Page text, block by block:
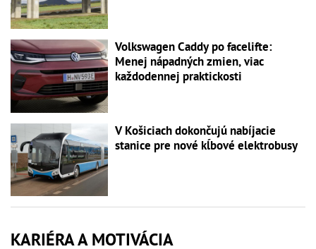
Volkswagen Caddy po facelifte:
Menej nápadných zmien, viac
každodennej praktickosti
V Košiciach dokončujú nabíjacie
stanice pre nové kĺbové elektrobusy
KARIÉRA A MOTIVÁCIA